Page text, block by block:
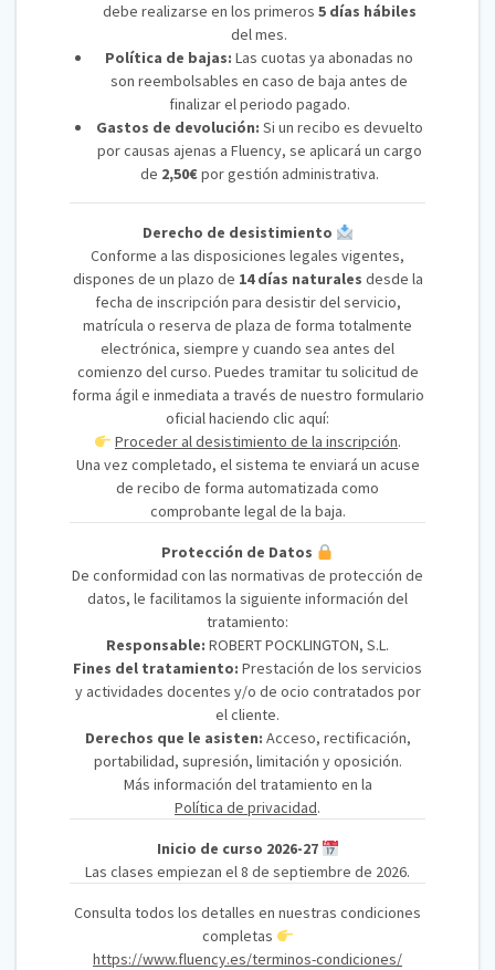
debe realizarse en los primeros 5 días hábiles
del mes.
Política de bajas: Las cuotas ya abonadas no
son reembolsables en caso de baja antes de
finalizar el periodo pagado.
Gastos de devolución: Si un recibo es devuelto
por causas ajenas a Fluency, se aplicará un cargo
de 2,50€por gestión administrativa.
Derecho de desistimiento
Conforme a las disposiciones legales vigentes,
dispones de un plazo de 14 días naturales desde la
fecha de inscripción para desistir del servicio,
matrícula o reserva de plaza de forma totalmente
electrónica, siempre y cuando sea antes del
comienzo del curso. Puedes tramitar tu solicitud de
forma ágil e inmediata a través de nuestro formulario
oficial haciendo clic aquí:
Proceder al desistimiento de la inscripción.
Una vez completado, el sistema te enviará un acuse
de recibo de forma automatizada como
comprobante legal de la baja.
Protección de Datos
De conformidad con las normativas de protección de
datos, le facilitamos la siguiente información del
tratamiento:
Responsable: ROBERT POCKLINGTON, S.L.
Fines del tratamiento: Prestación de los servicios
y actividades docentes y/o de ocio contratados por
el cliente.
Derechos que le asisten: Acceso, rectificación,
portabilidad, supresión, limitación y oposición.
Política de privacidad.
Inicio de curso 2026-27
Las clases empiezan el 8 de septiembre de 2026.
Consulta todos los detalles en nuestras condiciones
completas
https://www.fluency.es/terminos-condiciones/